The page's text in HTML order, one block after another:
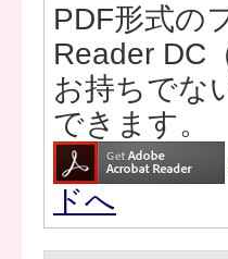
PDF形式の
Reader DC
お持ちでな
できます。
ドへ